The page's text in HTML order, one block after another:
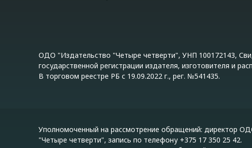
ОДО "Издательство "Четыре четверти", УНП 100172143,
государственной регистрации издателя, изготовителя и
В торговом реестре РБ с 19.09.2022 г., рег. №541435.
Уполномоченный на рассмотрение обращений: директор
"Четыре четверти", запись по телефону +375 17 350 25 42.